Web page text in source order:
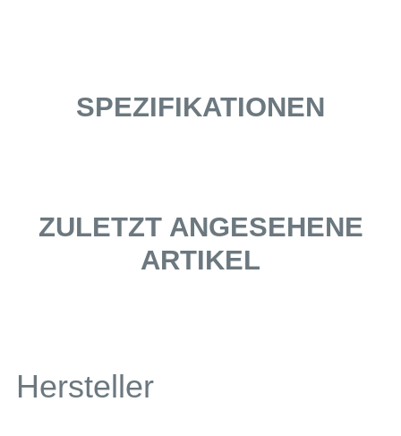
SPEZIFIKATIONEN
ZULETZT ANGESEHENE
ARTIKEL
Hersteller